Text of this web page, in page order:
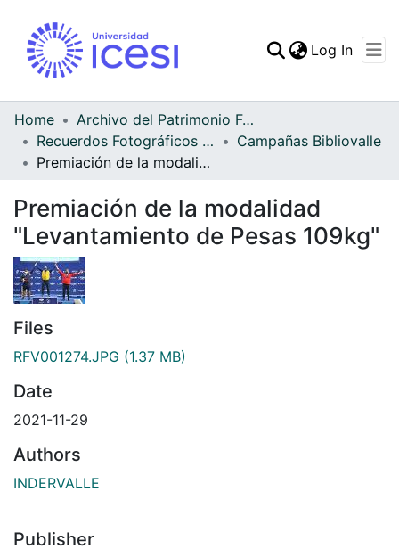
Statistics
Log In
Home
Archivo del Patrimonio Fotográfico y Fílmico del Valle del Cauca
Recuerdos Fotográficos Vallecaucanos
Campañas Bibliovalle
Premiación de la modalidad "Levantamiento de Pesas 109kg"
Premiación de la modalidad
"Levantamiento de Pesas 109kg"
Files
RFV001274.JPG (1.37 MB)
Date
2021-11-29
Authors
INDERVALLE
Publisher